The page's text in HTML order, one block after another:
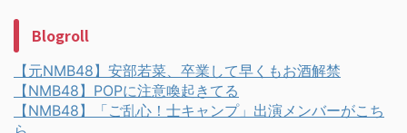
Blogroll
【元NMB48】安部若菜、卒業して早くもお酒解禁
【NMB48】POPに注意喚起きてる
【NMB48】「ご乱心！士キャンプ」出演メンバーがこち